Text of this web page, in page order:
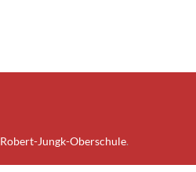
Robert-Jungk-Oberschule.